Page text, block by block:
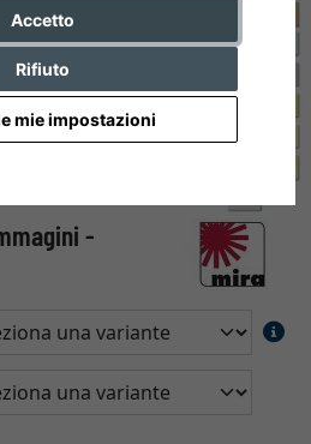
Accetto
Rifiuto
mie impostazioni
-